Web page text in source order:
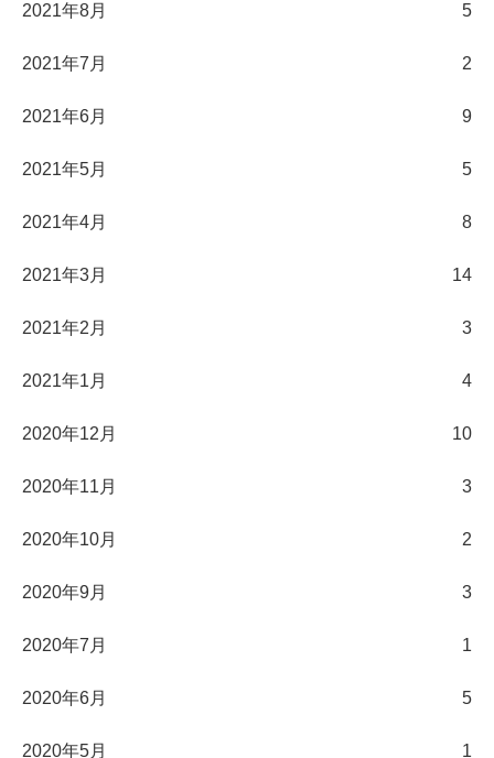
2021年8月 5
2021年7月 2
2021年6月 9
2021年5月 5
2021年4月 8
2021年3月 14
2021年2月 3
2021年1月 4
2020年12月 10
2020年11月 3
2020年10月 2
2020年9月 3
2020年7月 1
2020年6月 5
2020年5月 1